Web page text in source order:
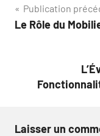
Navigation
de
Publication
Le Rôle du
Laisser un